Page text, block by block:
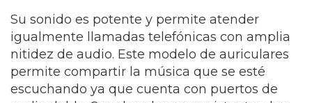
Su sonido es potente y permite atender
igualmente llamadas telefónicas con amplia
nitidez de audio. Este modelo de auriculares
permite compartir la música que se esté
escuchando ya que cuenta con puertos de